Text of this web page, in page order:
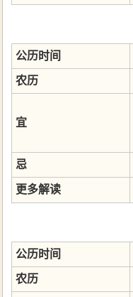
公历时间
农历
宜
忌
更多解读
公历时间
农历